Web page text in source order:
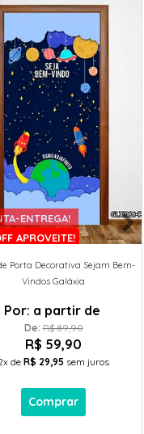
ENTREGA!
APROVEITE!
Porta Decorativa Sejam Bem-
Vindos Galáxia
Por: a partir de
De: R$ 89,90
R$ 59,90
de R$ 29,95 sem juros
Comprar